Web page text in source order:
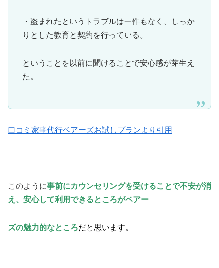
・盗まれたというトラブルは一件もなく、しっか
りとした教育と契約を行っている。
ということを以前に聞けることで安心感が芽生え
た。
口コミ家事代行ベアーズお試しプランより引用
このように事前にカウンセリングを受けることで不安が消
え、安心して利用できるところがベアー
ズの魅力的なところだと思います。